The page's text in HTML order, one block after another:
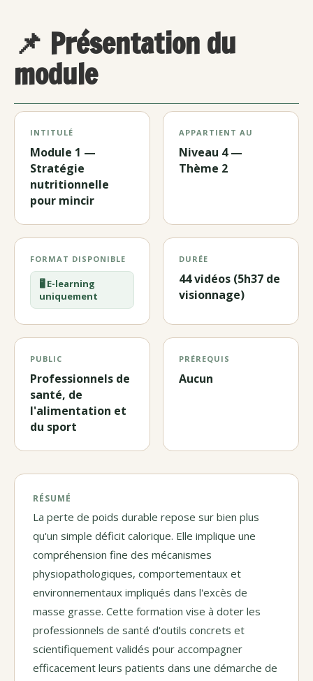
📌 Présentation du
module
INTITULÉ
Module 1 —
Stratégie
nutritionnelle
pour mincir
APPARTIENT AU
Niveau 4 —
Thème 2
FORMAT DISPONIBLE
🖥️ E-learning
uniquement
DURÉE
44 vidéos (5h37 de
visionnage)
PUBLIC
Professionnels de
santé, de
l'alimentation et
du sport
PRÉREQUIS
Aucun
RÉSUMÉ
La perte de poids durable repose sur bien plus
qu'un simple déficit calorique. Elle implique une
compréhension fine des mécanismes
physiopathologiques, comportementaux et
environnementaux impliqués dans l'excès de
masse grasse. Cette formation vise à doter les
professionnels de santé d'outils concrets et
scientifiquement validés pour accompagner
efficacement leurs patients dans une démarche de